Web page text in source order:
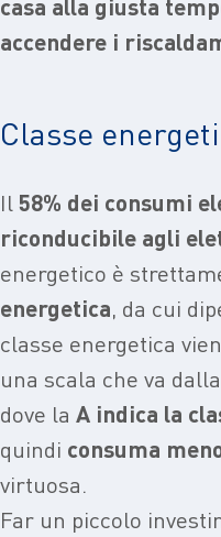
accendere i
Classe
Il 58% dei consumi
riconducibile agli
energetico è
energetica, da cui
classe energetica
una scala che va
dove la A indica la
quindi consuma
virtuosa.
Far un piccolo